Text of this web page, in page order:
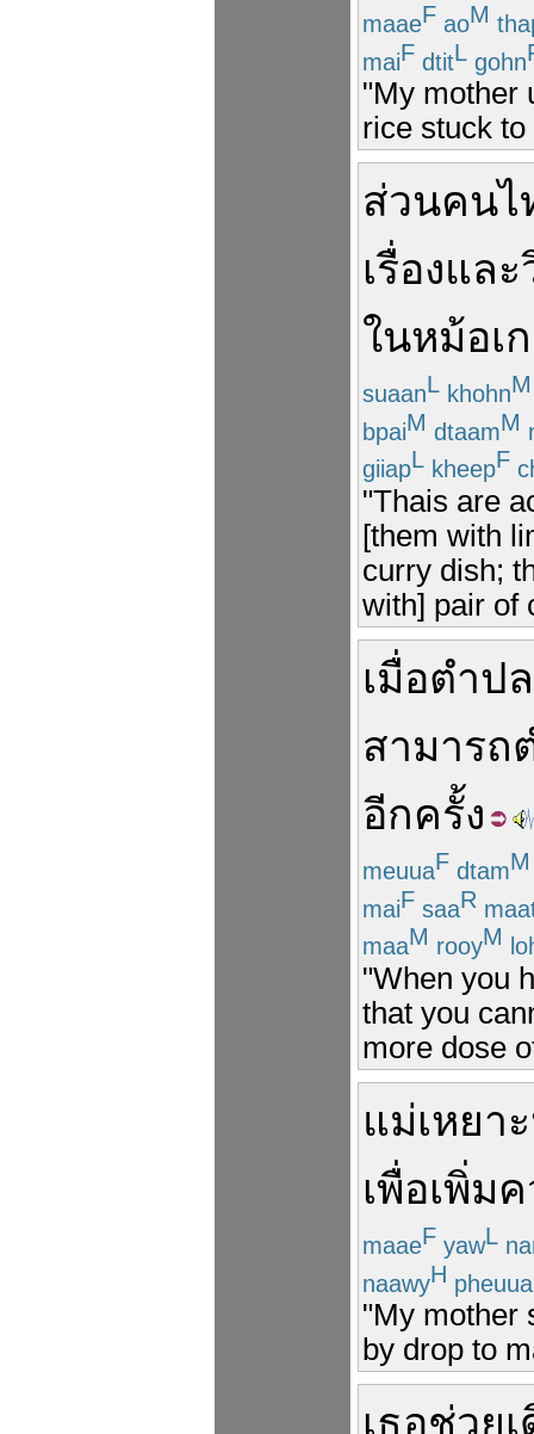
maaeF aoM
maiF dtitL gohn
"My mother
rice stuck
ส่วนคนไ
เรื่องและ
ในหม้อเ
suaanL khohnM
bpaiM dtaamM
giiapL kheepF
"Thais are
[them with
curry dish;
with] pair of
เมื่อตำป
สามารถ
อีกครั้ง
meuuaF dtamM
maiF saaR
maaM rooyM
"When you
that you
more dose
แม่เหยาะ
เพื่อเพิ่ม
maaeF yawL
naawyH pheuua
"My mother
by drop to
เธอช่วย